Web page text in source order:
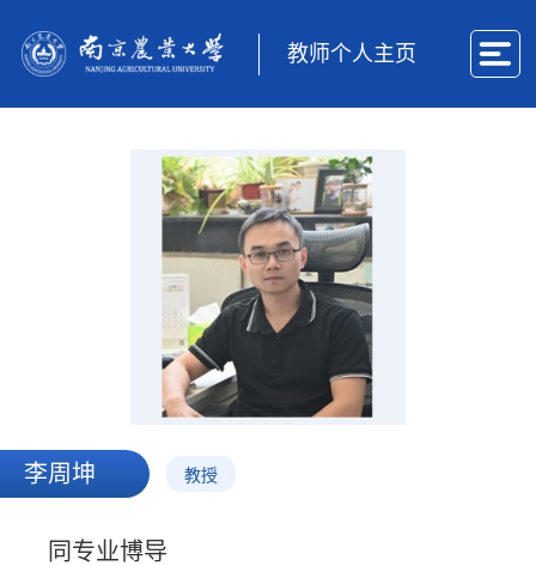
教师个人主页
李周坤 教授
同专业博导